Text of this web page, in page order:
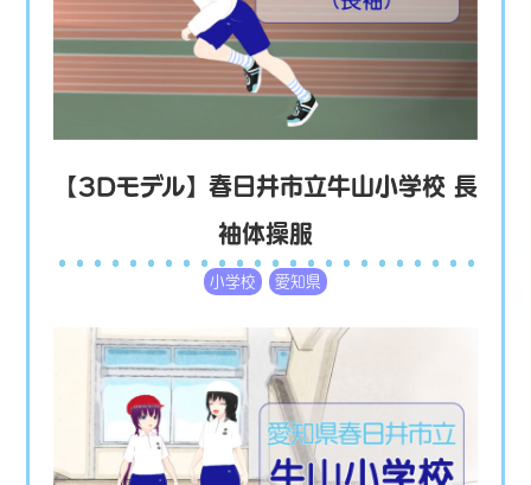
【3Dモデル】春日井市立牛山小学校 長
袖体操服
小学校 愛知県